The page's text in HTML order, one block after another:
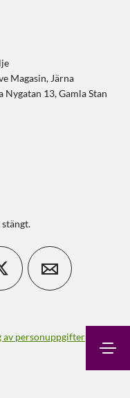
Magasin, Järna
13, Gamla Stan
av personuppgifter